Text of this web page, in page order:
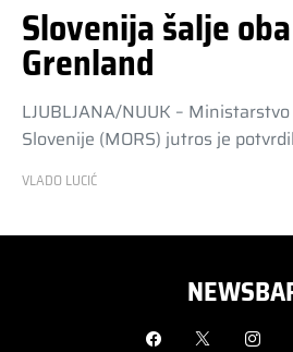
Slovenija šalje
Grenland
LJUBLJANA/NUUK –
Slovenije (MORS) jutros je
VLADO LUCIĆ